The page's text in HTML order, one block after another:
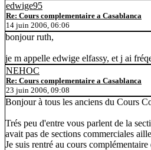
edwige95
Re: Cours complementaire a Casablanca
14 juin 2006, 06:06
bonjour ruth,
je m appelle edwige elfassy, et j ai
NEHOC
Re: Cours complementaire a Casablanca
23 juin 2006, 09:08
Bonjour à tous les anciens du Cours
Trés peu d'entre vous parlent de la
avait pas de sections commerciales
Je suis rentré au cours